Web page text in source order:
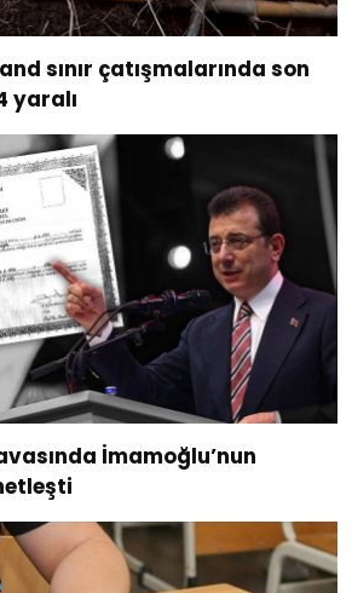
sınır çatışmalarında son
yaralı
İmamoğlu’nun